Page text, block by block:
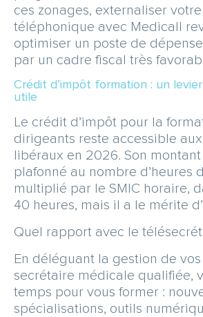
ces zonages, externaliser
téléphonique avec Medicall
optimiser un poste de
par un cadre fiscal très
Crédit d’impôt formation : un
utile
Le crédit d’impôt pour la
dirigeants reste accessible
libéraux en 2026. Son
plafonné au nombre d’heures
multiplié par le SMIC horaire,
40 heures, mais il a le mérite
Quel rapport avec le
En déléguant la gestion de
secrétaire médicale qualifiée,
temps pour vous former :
spécialisations, outils